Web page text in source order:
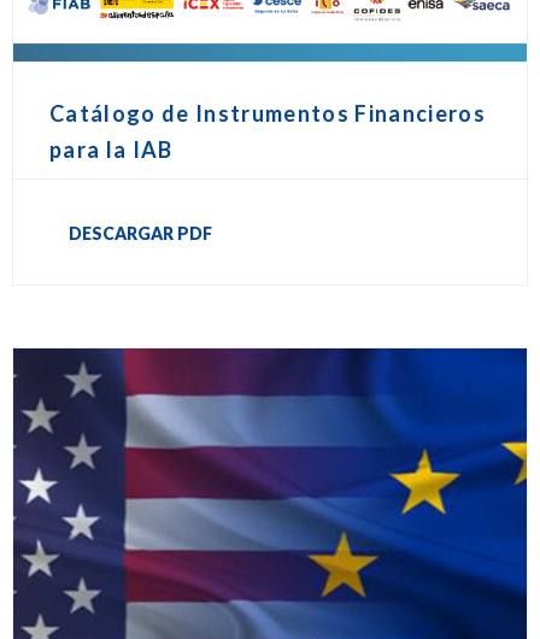
Catálogo de Instrumentos Financieros
para la IAB
DESCARGAR PDF